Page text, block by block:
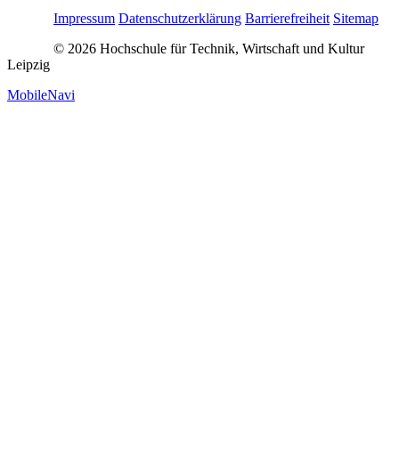
Impressum Datenschutzerklärung Barrierefreiheit Sitemap
© 2026 Hochschule für Technik, Wirtschaft und Kultur
Leipzig
MobileNavi